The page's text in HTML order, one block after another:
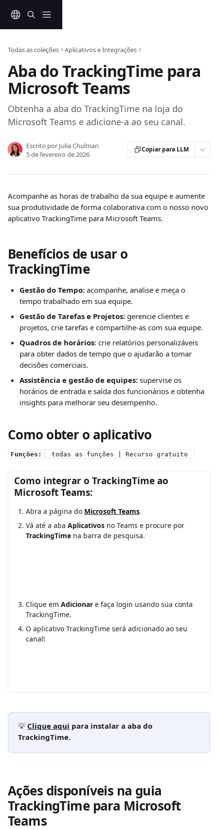
Todas as coleções Aplicativos e Integrações
Aba do TrackingTime para
Microsoft Teams
Obtenha a aba do TrackingTime na loja do
Microsoft Teams e adicione-a ao seu canal.
Escrito por Julia Chulman
5 de fevereiro de 2026
Copiar para LLM
Acompanhe as horas de trabalho da sua equipe e aumente
sua produtividade de forma colaborativa com o nosso novo
aplicativo TrackingTime para Microsoft Teams.
Benefícios de usar o
TrackingTime
Gestão do Tempo: acompanhe, analise e meça o
tempo trabalhado em sua equipe.
Gestão de Tarefas e Projetos: gerencie clientes e
projetos, crie tarefas e compartilhe-as com sua equipe.
Quadros de horários: crie relatórios personalizáveis
para obter dados de tempo que o ajudarão a tomar
decisões comerciais.
Assistência e gestão de equipes: supervise os
horários de entrada e saída dos funcionários e obtenha
insights para melhorar seu desempenho.
Como obter o aplicativo
Funções: todas as funções | Recurso gratuito
Como integrar o TrackingTime ao
Microsoft Teams:
Abra a página do Microsoft Teams.
Vá até a aba Aplicativos no Teams e procure por
TrackingTime na barra de pesquisa.
Clique em Adicionar e faça login usando sua conta
TrackingTime.
O aplicativo TrackingTime será adicionado ao seu
canal!
💡 Clique aqui para instalar a aba do
TrackingTime.
Ações disponíveis na guia
TrackingTime para Microsoft
Teams